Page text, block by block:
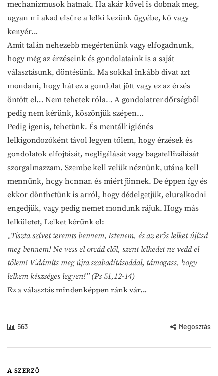
mechanizmusok hatnak. Ha akár kővel is dobnak meg,
ugyan mi akad elsőre a lelki kezünk ügyébe, kő vagy
kenyér…
Amit talán nehezebb megértenünk vagy elfogadnunk,
hogy még az érzéseink és gondolataink is a saját
választásunk, döntésünk. Ma sokkal inkább divat azt
mondani, hogy hát ez a gondolat jött vagy ez az érzés
öntött el… Nem tehetek róla… A gondolatrendőrségből
pedig nem kérünk, köszönjük szépen…
Pedig igenis, tehetünk. És mentálhigiénés
lelkigondozóként távol legyen tőlem, hogy érzések és
gondolatok elfojtását, negligálását vagy bagatellizálását
szorgalmazzam. Szembe kell velük néznünk, utána kell
mennünk, hogy honnan és miért jönnek. De éppen így és
ekkor dönthetünk is arról, hogy dédelgetjük, eluralkodni
engedjük, vagy pedig nemet mondunk rájuk. Hogy más
lelkületet, Lelket kérünk el:
„Tiszta szívet teremts bennem, Istenem, és az erős lelket újítsd
meg bennem! Ne vess el orcád elől, szent lelkedet ne vedd el
tőlem! Vidámíts meg újra szabadításoddal, támogass, hogy
lelkem készséges legyen!” (Ps 51,12-14)
Ez a választás mindenképpen ránk vár…
563 Megosztás
A SZERZŐ